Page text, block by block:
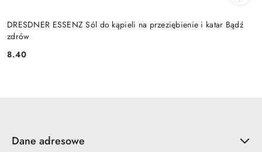
DRESDNER ESSENZ Sól do kąpieli na przeziębienie i katar Bądź
zdrów
Cena:
8.40
Dane adresowe